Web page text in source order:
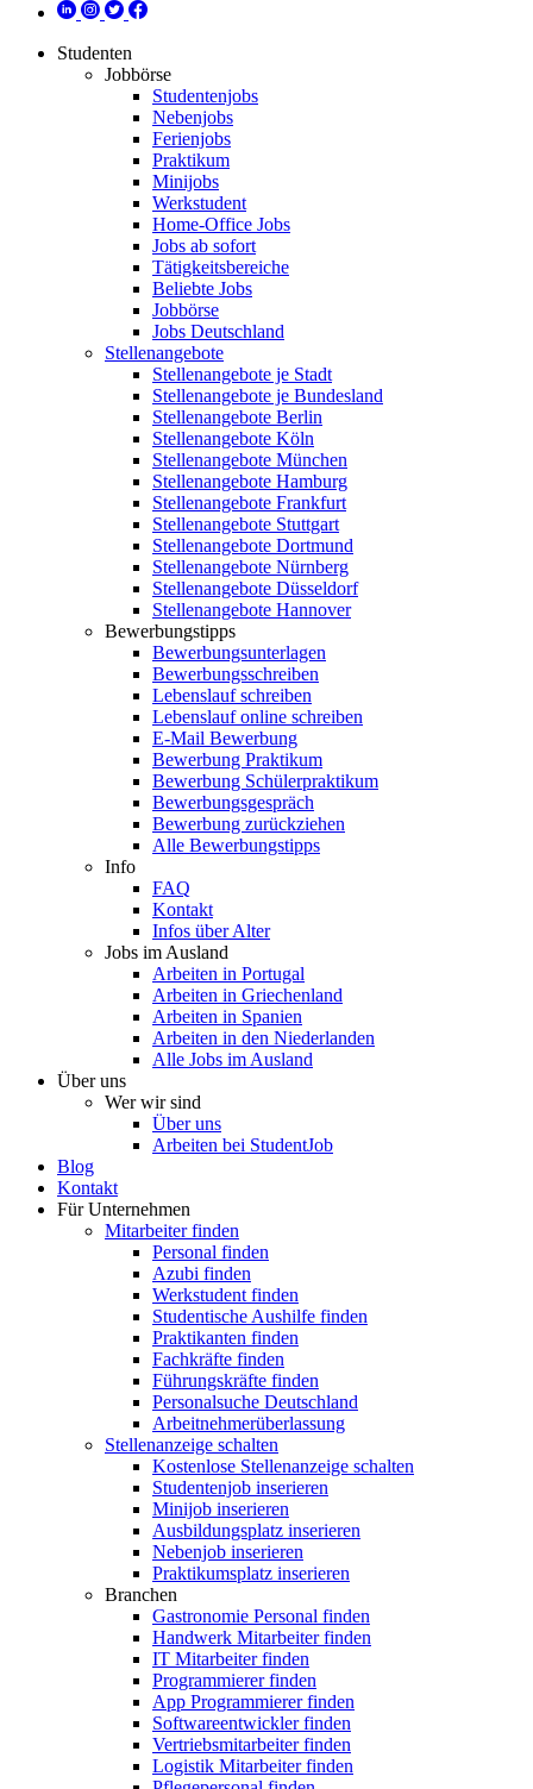
Studenten
Jobbörse
Studentenjobs
Nebenjobs
Ferienjobs
Praktikum
Minijobs
Werkstudent
Home-Office Jobs
Jobs ab sofort
Tätigkeitsbereiche
Beliebte Jobs
Jobbörse
Jobs Deutschland
Stellenangebote
Stellenangebote je Stadt
Stellenangebote je Bundesland
Stellenangebote Berlin
Stellenangebote Köln
Stellenangebote München
Stellenangebote Hamburg
Stellenangebote Frankfurt
Stellenangebote Stuttgart
Stellenangebote Dortmund
Stellenangebote Nürnberg
Stellenangebote Düsseldorf
Stellenangebote Hannover
Bewerbungstipps
Bewerbungsunterlagen
Bewerbungsschreiben
Lebenslauf schreiben
Lebenslauf online schreiben
E-Mail Bewerbung
Bewerbung Praktikum
Bewerbung Schülerpraktikum
Bewerbungsgespräch
Bewerbung zurückziehen
Alle Bewerbungstipps
Info
FAQ
Kontakt
Infos über Alter
Jobs im Ausland
Arbeiten in Portugal
Arbeiten in Griechenland
Arbeiten in Spanien
Arbeiten in den Niederlanden
Alle Jobs im Ausland
Über uns
Wer wir sind
Über uns
Arbeiten bei StudentJob
Blog
Kontakt
Für Unternehmen
Mitarbeiter finden
Personal finden
Azubi finden
Werkstudent finden
Studentische Aushilfe finden
Praktikanten finden
Fachkräfte finden
Führungskräfte finden
Personalsuche Deutschland
Arbeitnehmerüberlassung
Stellenanzeige schalten
Kostenlose Stellenanzeige schalten
Studentenjob inserieren
Minijob inserieren
Ausbildungsplatz inserieren
Nebenjob inserieren
Praktikumsplatz inserieren
Branchen
Gastronomie Personal finden
Handwerk Mitarbeiter finden
IT Mitarbeiter finden
Programmierer finden
App Programmierer finden
Softwareentwickler finden
Vertriebsmitarbeiter finden
Logistik Mitarbeiter finden